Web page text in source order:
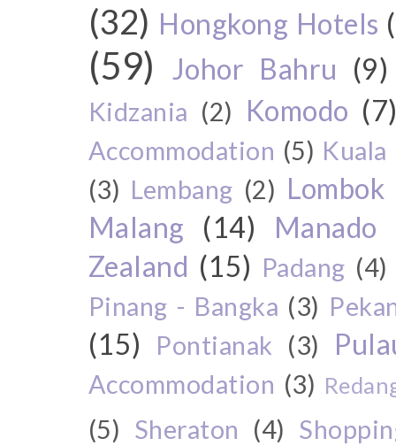
(32) Hongkong Hotels
(59) Johor Bahru (9)
Kidzania (2) Komodo
Accommodation (5)
(3) Lembang (2) Lombok
Malang
(14) Manado
Zealand (15) Padang (4)
Pinang - Bangka (3)
(15) Pontianak (3)
Accommodation (3)
(5) Sheraton (4)